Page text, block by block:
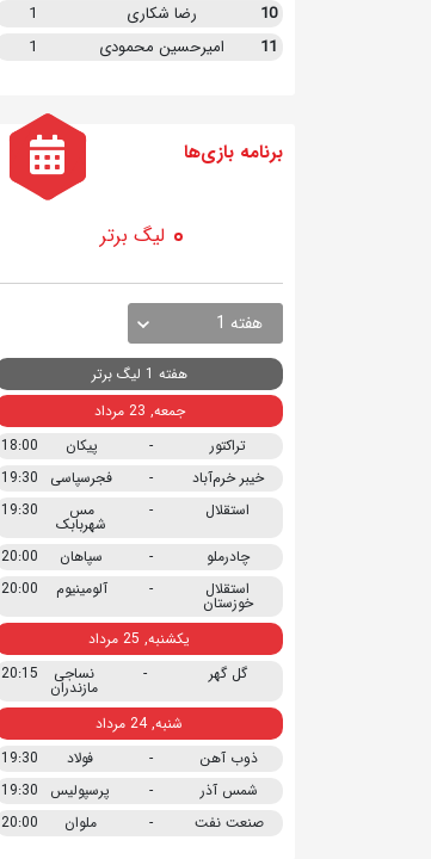
10
رضا شکاری
1
11
امیرحسین محمودی 1
برنامه بازی ها
لیگ برتر
هفته 1
هفته 1 لیگ برتر
جمعه, 23 مرداد
تراکتور
- پیکان
18:00
خیبر خرم‌آباد
- فجرسپاسی
19:30
استقلال
- مس
شهربابک
19:30
چادرملو - سپاهان
20:00
استقلال
خوزستان
- آلومینیوم 20:00
یکشنبه, 25 مرداد
گل گهر
- نساجی
مازندران
20:15
شنبه, 24 مرداد
ذوب آهن
- فولاد
19:30
شمس آذر
- پرسپولیس
19:30
صنعت نفت
- ملوان 20:00